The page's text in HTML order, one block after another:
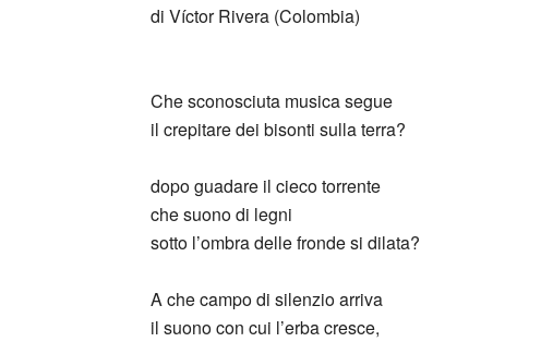
di Víctor Rivera (Colombia)
Che sconosciuta musica segue
il crepitare dei bisonti sulla terra?
dopo guadare il cieco torrente
che suono di legni
sotto l’ombra delle fronde si dilata?
A che campo di silenzio arriva
il suono con cui l’erba cresce,